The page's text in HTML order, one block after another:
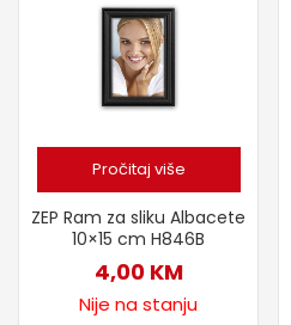
Pročitaj više
ZEP Ram za sliku Albacete
10×15 cm H846B
4,00 KM
Nije na stanju